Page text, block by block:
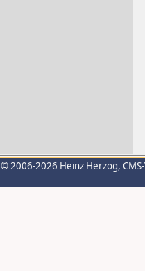
© 2006-2026 Heinz Herzog,